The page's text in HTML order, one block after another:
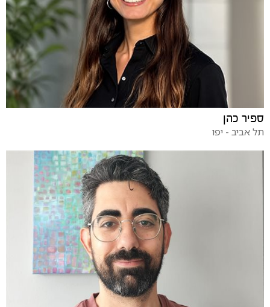
ספיר כהן
תל אביב - יפו